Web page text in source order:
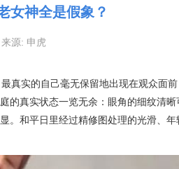
女神全是假象？
源: 申虎
实的自己毫无保留地出现在观众面
的真实状态一览无余：眼角的细纹清
。和平日里经过精修图处理的光滑、